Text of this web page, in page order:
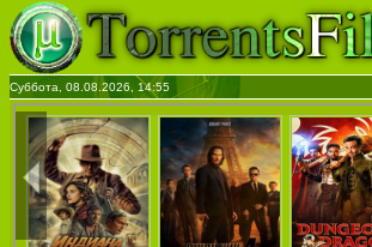
Суббота, 08.08.2026, 14:55